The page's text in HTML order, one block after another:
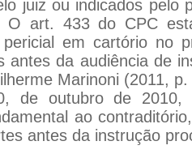
juiz ou indicados pelo
O art. 433 do CPC
em cartório no
antes da audiência de
Marinoni (2011,
de outubro de
ao
antes da instrução